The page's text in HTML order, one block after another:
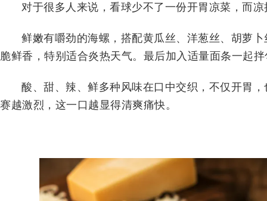
对于很多人来说，看球少不了一份开胃凉菜，而
鲜嫩有嚼劲的海螺，搭配黄瓜丝、洋葱丝、胡萝
脆鲜香，特别适合炎热天气。最后加入适量面条一起
酸、甜、辣、鲜多种风味在口中交织，不仅开胃
赛越激烈，这一口越显得清爽痛快。